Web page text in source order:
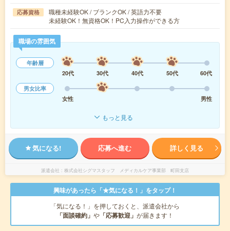
応募資格
職種未経験OK / ブランクOK / 英語力不要
未経験OK！無資格OK！PC入力操作ができる方
職場の雰囲気
年齢層
20代
30代 40代 50代
60代
男女比率
女性
男性
もっと見る
気になる! 応募へ進む 詳しく見る
派遣会社 株式会社シグマスタッフ メディカルケア事業部 町田支店
興味があったら「★気になる！」をタップ！
「気になる！」を押しておくと、派遣会社から
「面談確約」 や 「応募歓迎」 が届きます！